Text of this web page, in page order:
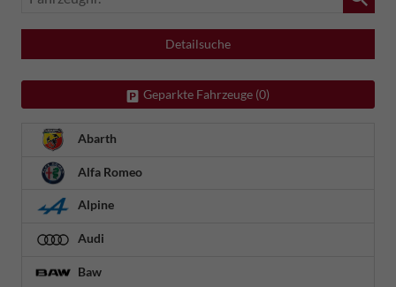
Detailsuche
Geparkte Fahrzeuge (0)
Abarth
Alfa Romeo
Alpine
Audi
Baw